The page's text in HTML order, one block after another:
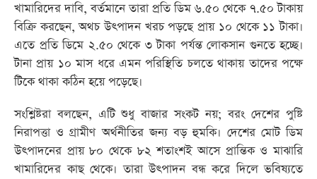
খামারিদের দাবি, বর্তমানে তারা প্রতি ডিম ৬.৫০ থেকে ৭.৫০ টাকায়
বিক্রি করছেন, অথচ উৎপাদন খরচ পড়ছে প্রায় ১০ থেকে ১১ টাকা।
এতে প্রতি ডিমে ২.৫০ থেকে ৩ টাকা পর্যন্ত লোকসান গুনতে হচ্ছে।
টানা প্রায় ১০ মাস ধরে এমন পরিস্থিতি চলতে থাকায় তাদের পক্ষে
টিকে থাকা কঠিন হয়ে পড়েছে।
সংশ্লিষ্টরা বলছেন, এটি শুধু বাজার সংকট নয়; বরং দেশের পুষ্টি
নিরাপত্তা ও গ্রামীণ অর্থনীতির জন্য বড় হুমকি। দেশের মোট ডিম
উৎপাদনের প্রায় ৮০ থেকে ৮২ শতাংশই আসে প্রান্তিক ও মাঝারি
খামারিদের কাছ থেকে। তারা উৎপাদন বন্ধ করে দিলে ভবিষ্যতে